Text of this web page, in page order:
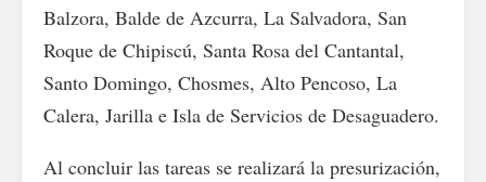
Balzora, Balde de Azcurra, La Salvadora, San
Roque de Chipiscú, Santa Rosa del Cantantal,
Santo Domingo, Chosmes, Alto Pencoso, La
Calera, Jarilla e Isla de Servicios de Desaguadero.
Al concluir las tareas se realizará la presurización,